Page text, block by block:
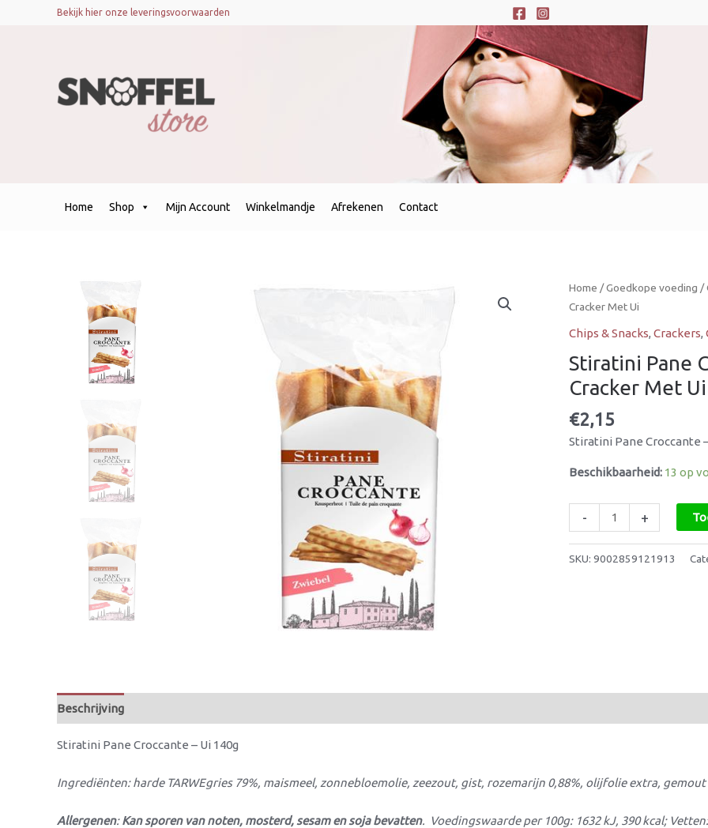
Bekijk hier onze leveringsvoorwaarden
Home Shop Mijn Account Winkelmandje Afrekenen Contact
Home /Goedkope voeding /
Cracker Met Ui
Chips & Snacks, Crackers,
Stiratini Pane
Cracker Met Ui
€2,15
Stiratini Pane Croccante
Beschikbaarheid: 13 op
-
Stiratini
Pane
Met
Uissmaak
140g
Cracker
Met
aantal
+
SKU: 9002859121913
Beschrijving
Stiratini Pane Croccante – Ui 140g
Ingrediënten: harde TARWEgries 79%, maismeel, zonnebloemolie, zeezout, gist, rozemarijn 0,88%, olijfolie extra,
Allergenen:Kan sporen van noten, mosterd, sesam en soja bevatten. Voedingswaarde per 100g: 1632 kJ, 390 kcal;